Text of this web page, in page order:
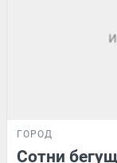
ГОРОД
Сотни